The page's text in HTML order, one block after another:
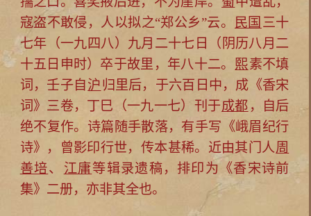
寇盗不敢侵，人以拟之“郑公乡”云。
民国 三十
七年（一九四八）九月二十七日（阴历八月二
十五日申时）卒于故里，年八十二。 熙素不填
词，壬子自 沪归里后，于六百日中，成《香宋
词》三卷，丁巳（一九一七）刊于成都 ，自后
绝不复作。诗篇随手散落，有手写《峨眉纪行
诗》，曾影印行世，传本甚稀。近由其门人周
善培、 江庸等辑录遗稿，排印为《香宋诗前
集》二册，亦非其全也。